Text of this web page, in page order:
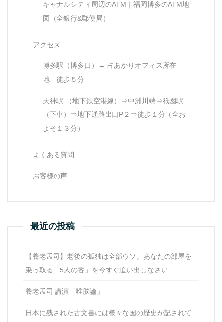
キャナルシティ周辺のATM｜福岡博多のATM地
図（全銀行&郵便局）
アクセス
博多駅（博多口）→ 占あかりオフィス所在
地 徒歩５分
天神駅 （地下鉄空港線）⇒中洲川端⇒祇園駅
（下車）⇒地下通路出口P２⇒徒歩１分（全お
よそ１３分）
よくある質問
お客様の声
最近の投稿
【養老孟司】老後の孤独は全部ウソ。あなたの部屋を
乗っ取る「5人の客」を今すぐ追い出しなさい
養老孟司 講演「唯脳論」
日本に残された古文書には様々な国の歴史が記されて